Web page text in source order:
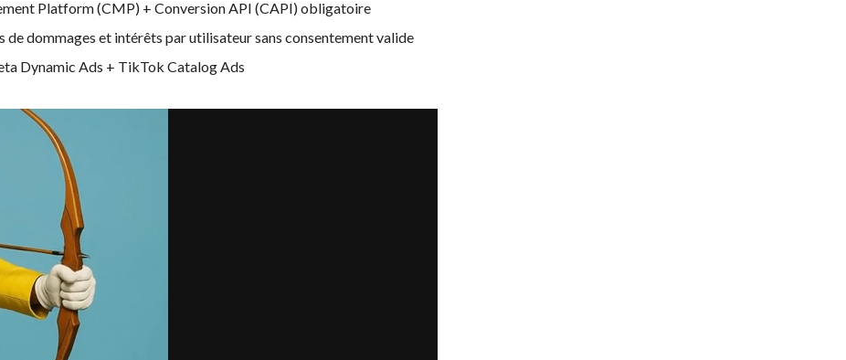
Platform (CMP) + Conversion API (CAPI) obligatoire
de dommages et intérêts par utilisateur sans consentement valide
Dynamic Ads + TikTok Catalog Ads